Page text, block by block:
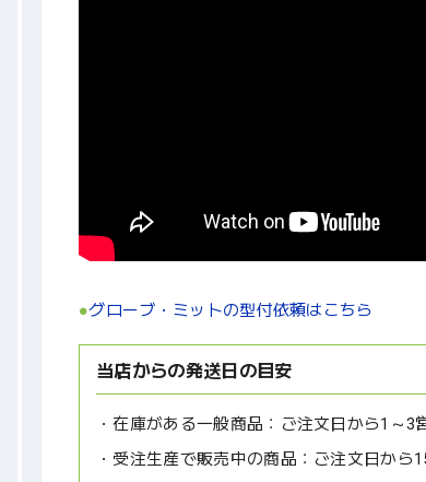
●グローブ・ミットの型付依頼はこちら
当店からの発送日の目安
在庫がある一般商品： ご注文日から1～3
受注生産で販売中の商品： ご注文日から